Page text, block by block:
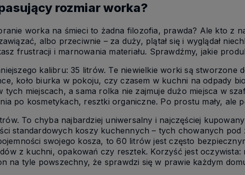
rozmiar worka?
worka na śmieci to żadna filozofia, prawda? Ale kto z
albo przeciwnie – za duży, plątał się i wyglądał
frustracji i marnowania materiału. Sprawdźmy, jakie
kalibru: 35 litrów. Te niewielkie worki są stworzone
koło biurka w pokoju, czy czasem w kuchni na odpady
tych miejscach, a sama rolka nie zajmuje dużo miejsca w
po kosmetykach, resztki organiczne. Po prostu mały, ale
To chyba najbardziej uniwersalny i najczęściej
standardowych koszy kuchennych – tych chowanych
swojego kosza, to 60 litrów jest często
z kuchni, opakowań czy resztek. Korzyść jest
na tyle powszechny, że sprawdzi się w prawie każdym